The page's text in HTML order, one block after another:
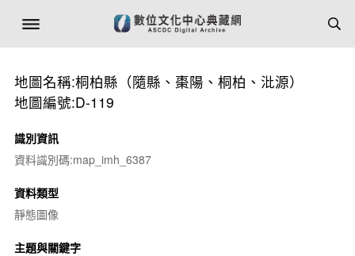
地圖名稱:桐柏縣（隨縣、棗陽、桐柏、沘源）
地圖編號:D-119
識別資訊
資料識別碼:map_imh_6387
資料類型
靜態圖像
主題與關鍵字